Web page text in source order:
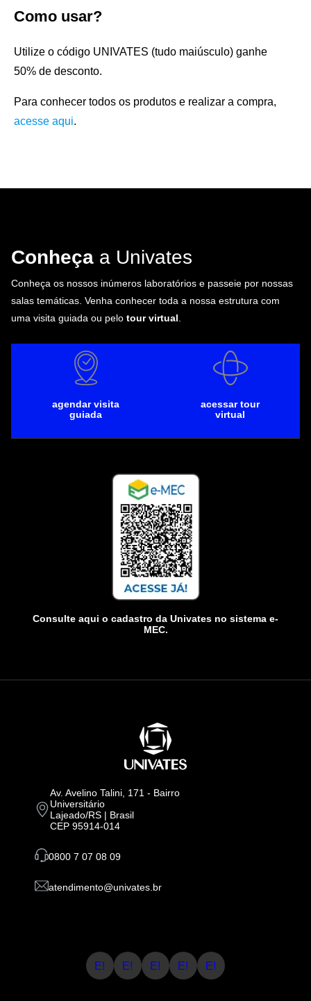
Como usar?
Utilize o código UNIVATES (tudo maiúsculo) ganhe
50% de desconto.
Para conhecer todos os produtos e realizar a compra,
acesse aqui.
Conheça a Univates
Conheça os nossos inúmeros laboratórios e passeie por nossas
salas temáticas. Venha conhecer toda a nossa estrutura com
uma visita guiada ou pelo tour virtual
agendar visita
guiada
acessar tour
virtual
Consulte aqui o cadastro da Univates no sistema e-
MEC.
Av. Avelino Talini, 171 - Bairro
Universitário
Lajeado/RS | Brasil
CEP 95914-014
0800 7 07 08 09
atendimento@univates.br
E! E! E! E! E!